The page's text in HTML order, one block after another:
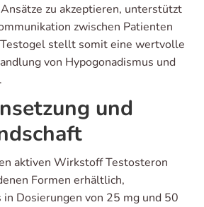
zu akzeptieren, unterstützt
zwischen Patienten
Testogel stellt somit eine wertvolle
von Hypogonadismus und
und
aktiven Wirkstoff Testosteron
Formen erhältlich,
Dosierungen von 25 mg und 50